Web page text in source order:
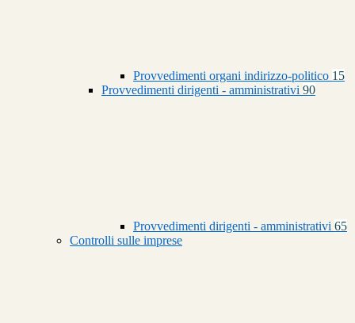
Provvedimenti organi indirizzo-politico 15
Provvedimenti dirigenti - amministrativi 90
Provvedimenti dirigenti - amministrativi 65
Controlli sulle imprese